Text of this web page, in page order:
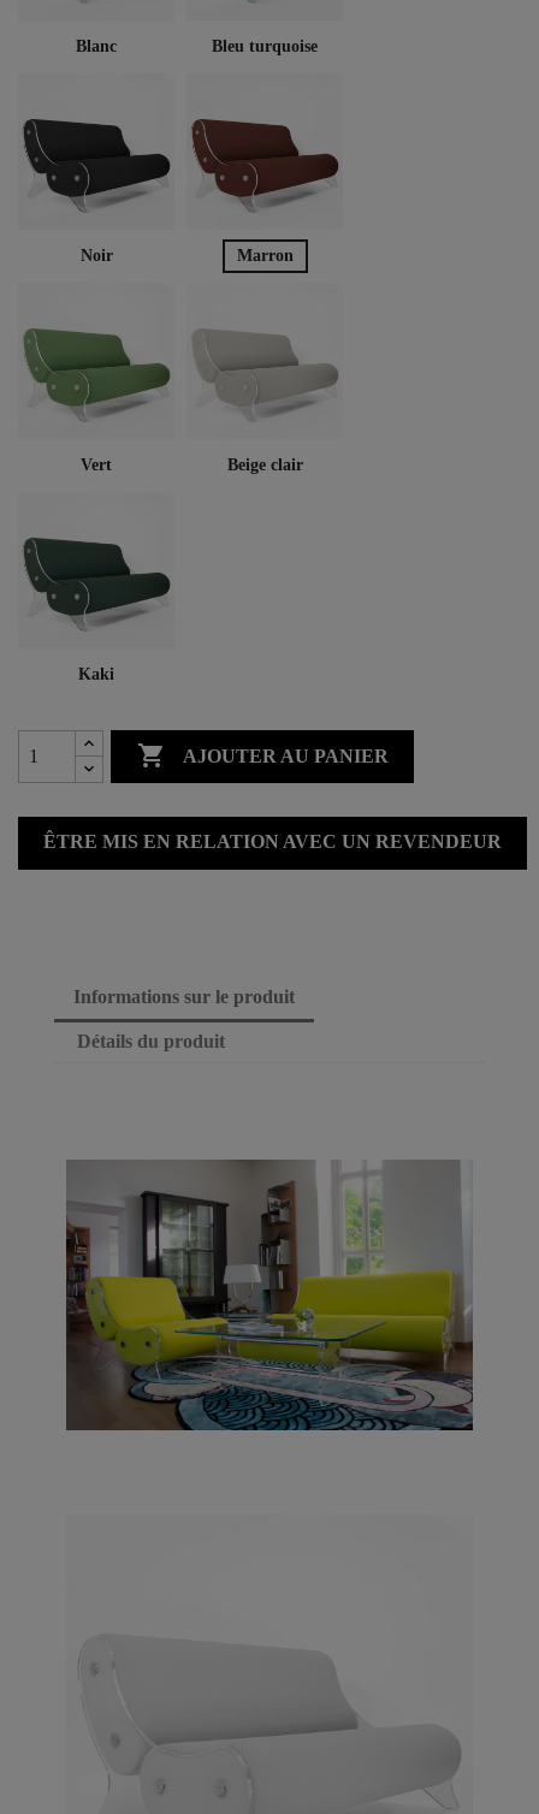
Blanc Bleu turquoise
Noir Marron
Vert Beige clair
Kaki
 AJOUTER AU PANIER
ÊTRE MIS EN RELATION AVEC UN REVENDEUR
Informations sur le produit
Détails du produit